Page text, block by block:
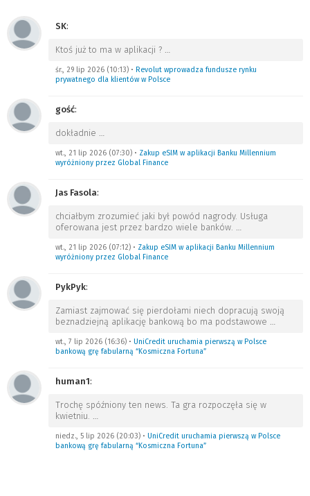
SK:
Ktoś już to ma w aplikacji ?
śr., 29 lip 2026 (10:13) • Revolut wprowadza fundusze rynku
prywatnego dla klientów w Polsce
gość:
dokładnie
wt., 21 lip 2026 (07:30) • Zakup eSIM w aplikacji Banku Millennium
wyróżniony przez Global Finance
Jas Fasola:
chciałbym zrozumieć jaki był powód nagrody. Usługa
oferowana jest przez bardzo wiele banków.
wt., 21 lip 2026 (07:12) • Zakup eSIM w aplikacji Banku Millennium
wyróżniony przez Global Finance
PykPyk:
Zamiast zajmować się pierdołami niech dopracują swoją
beznadziejną aplikację bankową bo ma podstawowe
wt., 7 lip 2026 (16:36) • UniCredit uruchamia pierwszą w Polsce
bankową grę fabularną “Kosmiczna Fortuna”
human1:
Trochę spóźniony ten news. Ta gra rozpoczęła się w
kwietniu.
niedz., 5 lip 2026 (20:03) • UniCredit uruchamia pierwszą w Polsce
bankową grę fabularną “Kosmiczna Fortuna”